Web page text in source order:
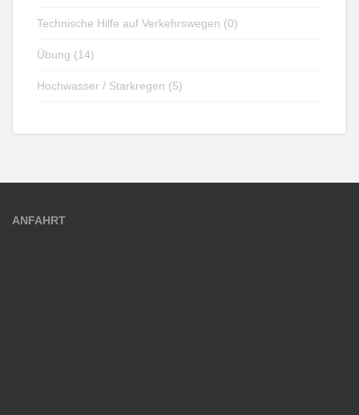
Technische Hilfe auf Verkehrswegen (0)
Übung (14)
Hochwasser / Starkregen (5)
ANFAHRT